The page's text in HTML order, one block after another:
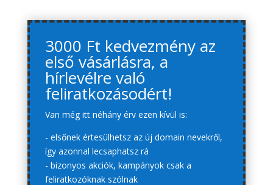
3000 Ft kedvezmény az
első vásárlásra, a
hírlevélre való
feliratkozásodért!
Van még itt néhány érv ezen kívül is:
- elsőnek értesülhetsz az új domain nevekről,
így azonnal lecsaphatsz rá
- bizonyos akciók, kampányok csak a
feliratkozóknak szólnak